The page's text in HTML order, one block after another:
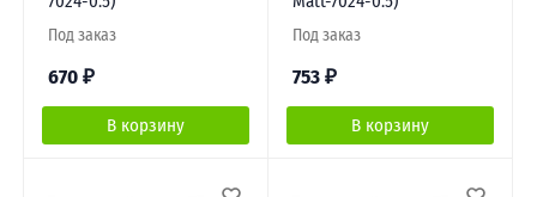
Под заказ
670 ₽
В корзину
Под заказ
753 ₽
В корзину